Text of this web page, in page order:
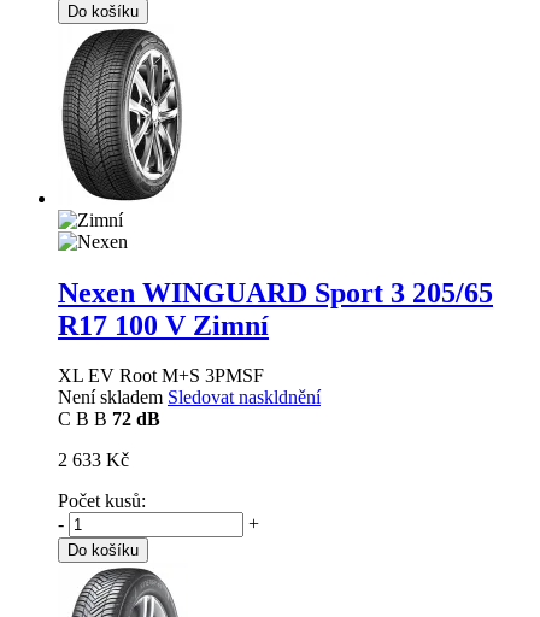
Do košíku
Nexen WINGUARD Sport 3 205/65
R17 100 V Zimní
XL EV Root M+S 3PMSF
Není skladem Sledovat naskldnění
C B B 72 dB
2 633 Kč
Počet kusů:
-
+
Do košíku